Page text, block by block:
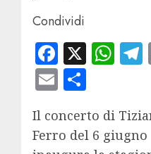
Condividi
Facebook
X
Email
Il concerto di
Ferro del 6 giugno